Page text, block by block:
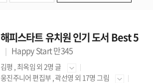
해피스타트 유치원 인기 도서 Best 5
Happy Start 만345
김평 , 최옥임 외 2명 글
웅진주니어 편집부 ,곽선영 외 17명 그림